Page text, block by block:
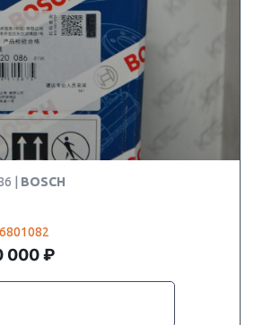
| BOSCH
6801082
000 ₽